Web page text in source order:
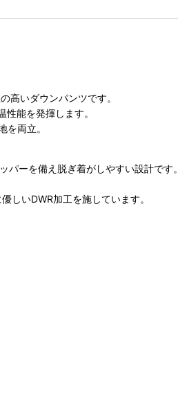
高いダウンパンツです。
能を発揮します。
両立。
パーを備え脱ぎ着がしやすい設計です。
しいDWR加工を施しています。